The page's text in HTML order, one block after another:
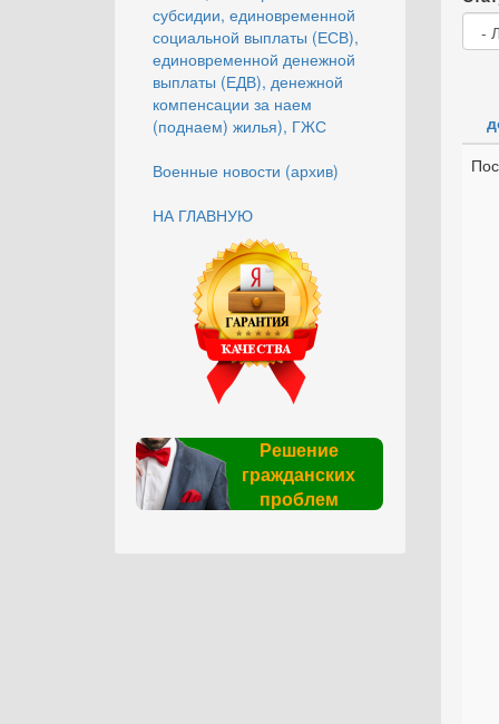
субсидии, единовременной
социальной выплаты (ЕСВ),
единовременной денежной
выплаты (ЕДВ), денежной
компенсации за наем
(поднаем) жилья), ГЖС
Военные новости (архив)
НА ГЛАВНУЮ
Решение
гражданских
проблем